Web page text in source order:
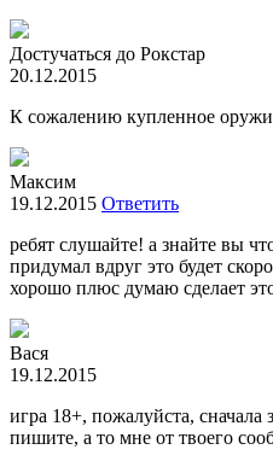
Достучаться до Рокстар
20.12.2015
К сожалению купленное
Максим
19.12.2015 Ответить
ребят слушайте! а знайте вы
придумал вдруг это будет
хорошо плюс думаю сделает
Вася
19.12.2015
игра 18+, пожалуйста, сначала
пишите, а то мне от твоего